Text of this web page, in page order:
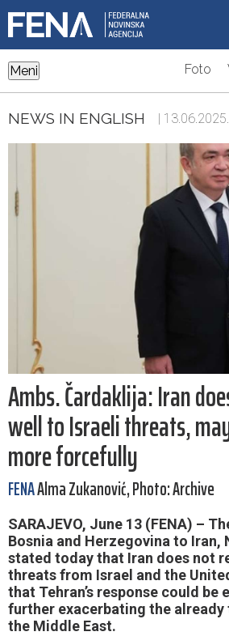
Meni Foto
NEWS IN ENGLISH |
Ambs. Čardaklija: Iran
well to Israeli threats,
more forcefully
FENAAlma Zukanović, Photo: Archive
SARAJEVO, June 13 (FENA) –
Bosnia and Herzegovina to Iran,
stated today that Iran does not
threats from Israel and the
that Tehran’s response could be
further exacerbating the already
the Middle East.